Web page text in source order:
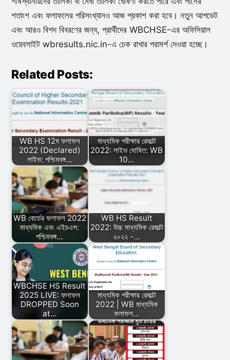
শতাংশ এবং ফলাফলের পরিসংখ্যানও আজ প্রকাশ করা হবে। নতুন আপডেট
এবং আরও বিশদ বিবরণের জন্য, প্রার্থীদের WBCHSE-এর অফিসিয়াল
ওয়েবসাইট wbresults.nic.in-এ চেক রাখার পরামর্শ দেওয়া হচ্ছে।
Related Posts:
WB HS 12ম ফলাফল
2022 (Declared)
লাইভ: পশ্চিমবঙ্গ…
মাধ্যমিক পরীক্ষার রেজাল্ট
2022: লাইভ ঘোষিত: WB
10…
WB বোর্ডের ফলাফল 2022
মাধ্যমিক এবং এইচএস:
পশ্চিমবঙ্গ…
WB HS Result
2022: উচ্চ মাধ্যমিক রেজাল্ট
২০২২ -…
WBCHSE HS Result
2025 LIVE: ফলাফল
DROPPED Soon
at…
মাধ্যমিক পরীক্ষার রেজাল্ট
2022 | WB মাধ্যমিক
ফলাফল…